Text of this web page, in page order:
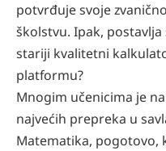
potvrđuje svoje
školstvu. Ipak,
stariji kvalitetni
platformu?
Mnogim učenicima je
najvećih prepreka u
Matematika, pogotovo,